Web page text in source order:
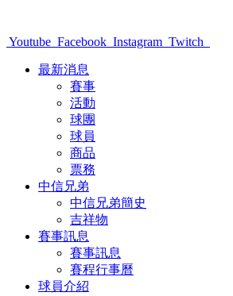
Youtube Facebook Instagram Twitch
最新消息
賽事
活動
球團
球員
商品
票務
中信兄弟
中信兄弟簡史
吉祥物
賽事訊息
賽事訊息
賽程行事曆
球員介紹